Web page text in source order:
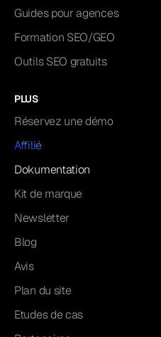
Guides pour agences
Formation SEO/GEO
Outils SEO gratuits
PLUS
Réservez une démo
Affilié
Dokumentation
Kit de marque
Newsletter
Blog
Avis
Plan du site
Etudes de cas